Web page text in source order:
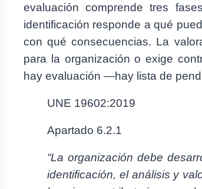
evaluación comprende tres
identificación responde a qué
con qué consecuencias. La
para la organización o exige
hay evaluación —hay lista de
UNE 19602:2019
Apartado 6.2.1
“La organización debe
identificación, el análisis y